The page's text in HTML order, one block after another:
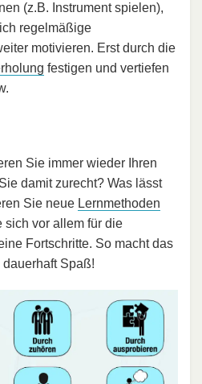
(z.B. Instrument spielen),
regelmäßige
motivieren. Erst durch die
festigen und vertiefen
Sie immer wieder Ihren
damit zurecht? Was lässt
Sie neue Lernmethoden
sich vor allem für die
Fortschritte. So macht das
Spaß!